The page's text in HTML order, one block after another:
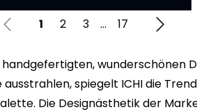
1 2 3 ... 17
wunderschönen
spiegelt ICHI die
Die Designästhetik der